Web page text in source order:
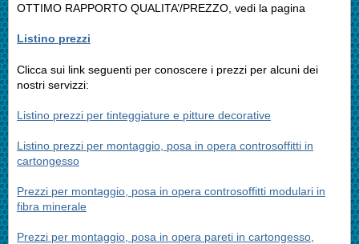
OTTIMO RAPPORTO QUALITA’/PREZZO, vedi la pagina
Listino prezzi
Clicca sui link seguenti per conoscere i prezzi per alcuni dei
nostri servizzi:
Listino prezzi per tinteggiature e pitture decorative
Listino prezzi per montaggio, posa in opera controsoffitti in
cartongesso
Prezzi per montaggio, posa in opera controsoffitti modulari in
fibra minerale
Prezzi per montaggio, posa in opera pareti in cartongesso,